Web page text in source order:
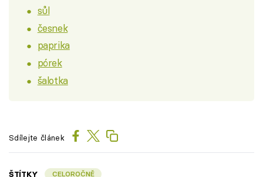
sůl
česnek
paprika
pórek
šalotka
Sdílejte článek
ŠTÍTKY CELOROČNĚ